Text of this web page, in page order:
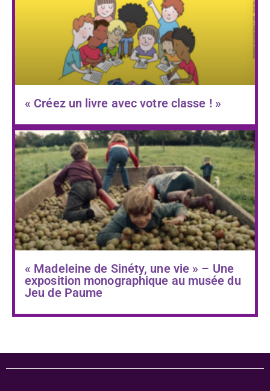
« Créez un livre avec votre classe ! »
« Madeleine de Sinéty, une vie » – Une
exposition monographique au musée du
Jeu de Paume